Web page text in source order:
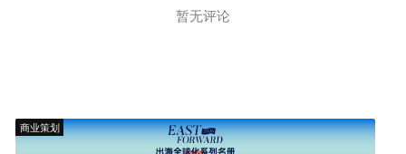
暂无评论
商业策划